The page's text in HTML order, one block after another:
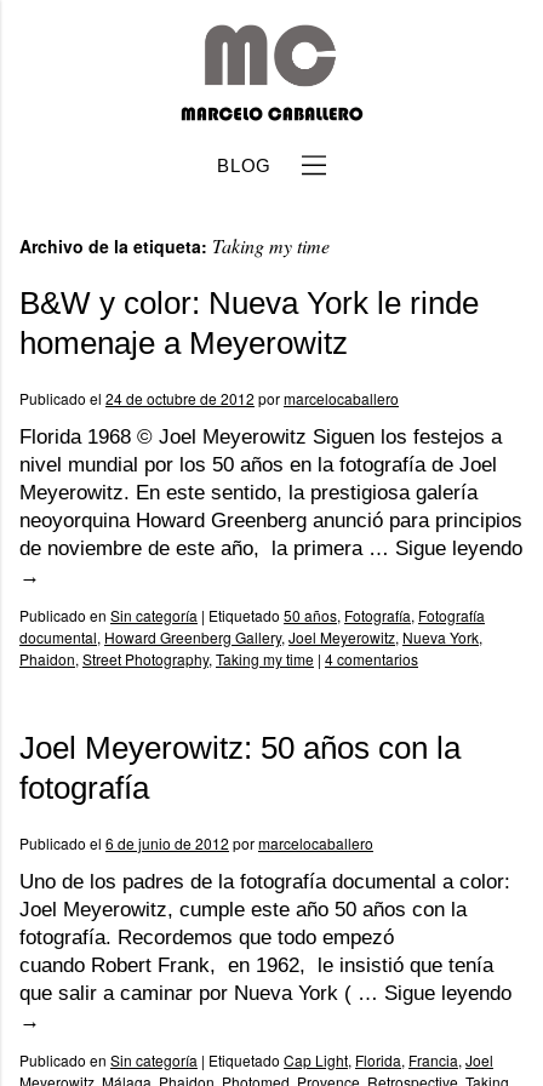
BLOG
Archivo de la etiqueta: Taking my time
B&W y color: Nueva York le rinde
homenaje a Meyerowitz
Publicado el 24 de octubre de 2012 pormarcelocaballero
Florida 1968 © Joel Meyerowitz Siguen los festejos a
nivel mundial por los 50 años en la fotografía de Joel
Meyerowitz. En este sentido, la prestigiosa galería
neoyorquina Howard Greenberg anunció para principios
de noviembre de este año, la primera … Sigue leyendo
→
Publicado en Sin categoría | Etiquetado 50 años, Fotografía, Fotografía
documental, Howard Greenberg Gallery, Joel Meyerowitz, Nueva York,
Phaidon, Street Photography, Taking my time | 4 comentarios
Joel Meyerowitz: 50 años con la
fotografía
Publicado el 6 de junio de 2012 pormarcelocaballero
Uno de los padres de la fotografía documental a color:
Joel Meyerowitz, cumple este año 50 años con la
fotografía. Recordemos que todo empezó
cuando Robert Frank, en 1962, le insistió que tenía
que salir a caminar por Nueva York ( … Sigue leyendo
→
Publicado en Sin categoría | Etiquetado Cap Light, Florida, Francia, Joel
Meyerowitz Málaga Phaidon Photomed Provence Retrospective Taking